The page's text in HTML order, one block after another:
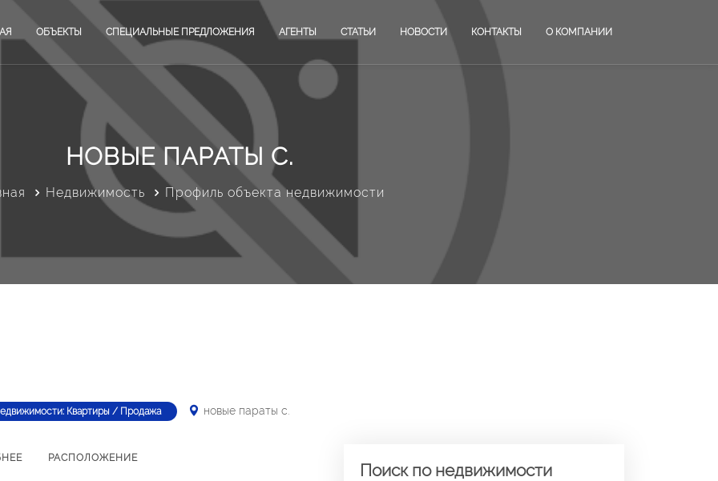
ОБЪЕКТЫ СПЕЦИАЛЬНЫЕ ПРЕДЛОЖЕНИЯ АГЕНТЫ СТАТЬИ НОВОСТИ КОНТАКТЫ О КОМПАНИИ
НОВЫЕ ПАРАТЫ С.
Недвижимость Профиль объекта недвижимости
Квартиры / Продажа новые параты с.
РАСПОЛОЖЕНИЕ
Поиск по недвижимости